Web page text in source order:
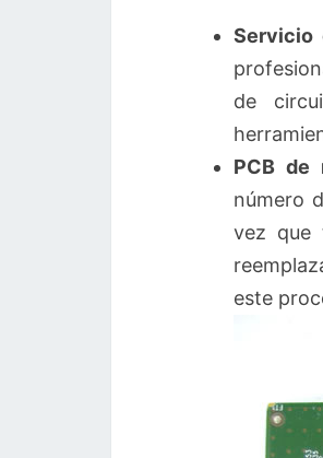
Servicio
de
PCB de
número
vez que
este